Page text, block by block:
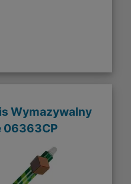
Wymazywalny
06363CP